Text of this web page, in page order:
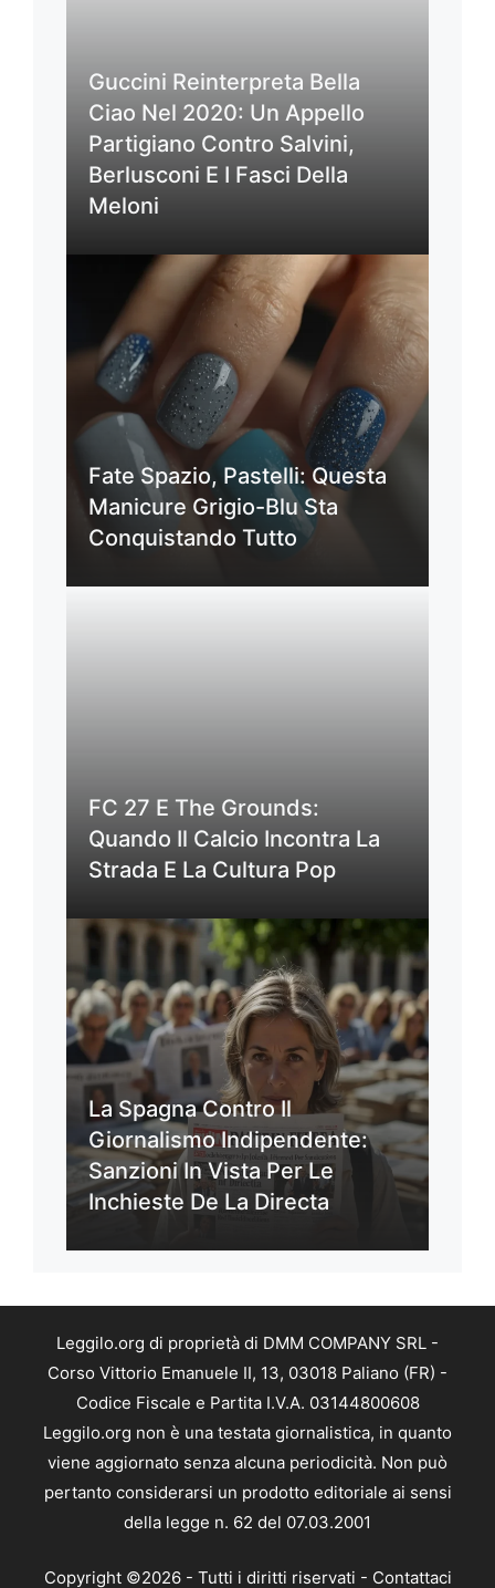
Guccini Reinterpreta Bella
Ciao Nel 2020: Un Appello
Partigiano Contro Salvini,
Berlusconi E I Fasci Della
Meloni
Fate Spazio, Pastelli: Questa
Manicure Grigio-Blu Sta
Conquistando Tutto
FC 27 E The Grounds:
Quando Il Calcio Incontra La
Strada E La Cultura Pop
La Spagna Contro Il
Giornalismo Indipendente:
Sanzioni In Vista Per Le
Inchieste De La Directa
Leggilo.org di proprietà di DMM COMPANY SRL -
Corso Vittorio Emanuele II, 13, 03018 Paliano (FR) -
Codice Fiscale e Partita I.V.A. 03144800608
Leggilo.org non è una testata giornalistica, in quanto
viene aggiornato senza alcuna periodicità. Non può
pertanto considerarsi un prodotto editoriale ai sensi
della legge n. 62 del 07.03.2001
Copyright ©2026 - Tutti i diritti riservati - Contattaci